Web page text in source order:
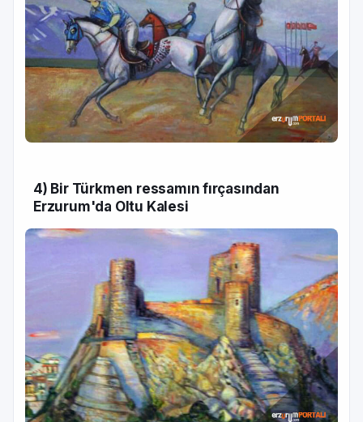
4) Bir Türkmen ressamın fırçasından
Erzurum'da Oltu Kalesi